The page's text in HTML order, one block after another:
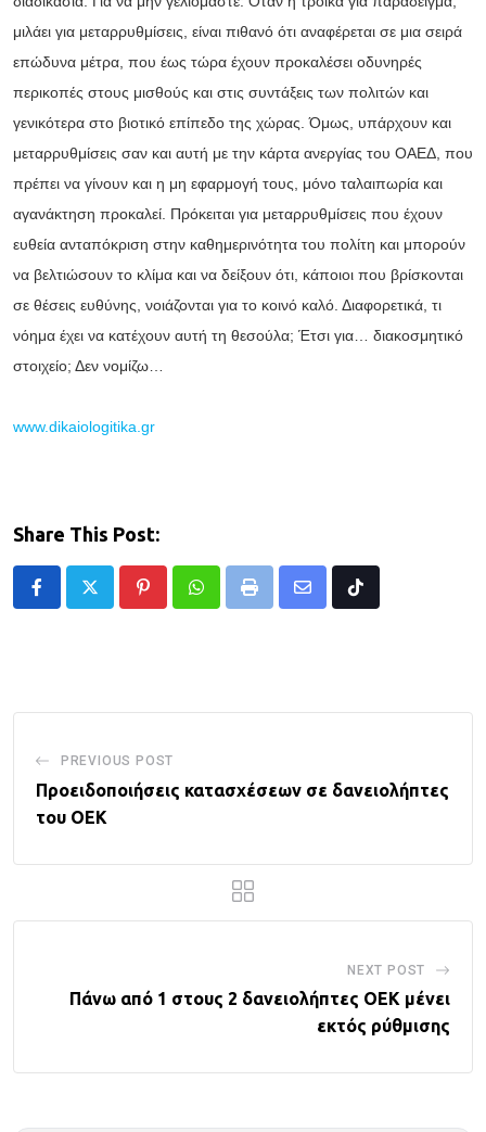
μιλάει για μεταρρυθμίσεις, είναι πιθανό ότι αναφέρεται σε μια σειρά
επώδυνα μέτρα, που έως τώρα έχουν προκαλέσει οδυνηρές
περικοπές στους μισθούς και στις συντάξεις των πολιτών και
γενικότερα στο βιοτικό επίπεδο της χώρας. Όμως, υπάρχουν και
μεταρρυθμίσεις σαν και αυτή με την κάρτα ανεργίας του ΟΑΕΔ, που
πρέπει να γίνουν και η μη εφαρμογή τους, μόνο ταλαιπωρία και
αγανάκτηση προκαλεί. Πρόκειται για μεταρρυθμίσεις που έχουν
ευθεία ανταπόκριση στην καθημερινότητα του πολίτη και μπορούν
να βελτιώσουν το κλίμα και να δείξουν ότι, κάποιοι που βρίσκονται
σε θέσεις ευθύνης, νοιάζονται για το κοινό καλό. Διαφορετικά, τι
νόημα έχει να κατέχουν αυτή τη θεσούλα; Έτσι για… διακοσμητικό
στοιχείο; Δεν νομίζω…
www.dikaiologitika.gr
Share This Post:
PinterestWhatsappPrint
Share
Tiktok
PREVIOUS POST
Προειδοποιήσεις κατασχέσεων σε δανειολήπτες
του ΟΕΚ
NEXT POST
Πάνω από 1 στους 2 δανειολήπτες ΟΕΚ μένει
εκτός ρύθμισης